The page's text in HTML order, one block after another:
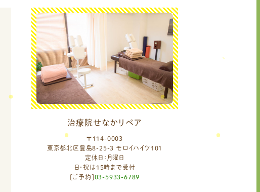
治療院せなかリペア
〒114-0003
東京都北区豊島8-25-3 モロイハイツ101
定休日：月曜日
日・祝は15時まで受付
[ご予約] 03-5933-6789